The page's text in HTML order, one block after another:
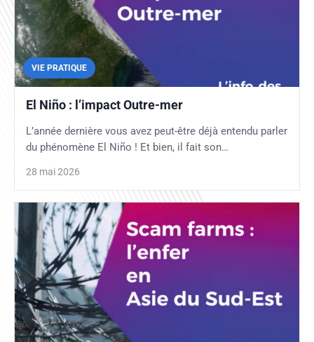
VIE PRATIQUE
El Niño : l’impact Outre-mer
L’année dernière vous avez peut-être déjà entendu parler
du phénomène El Niño ! Et bien, il fait son…
28 mai 2026